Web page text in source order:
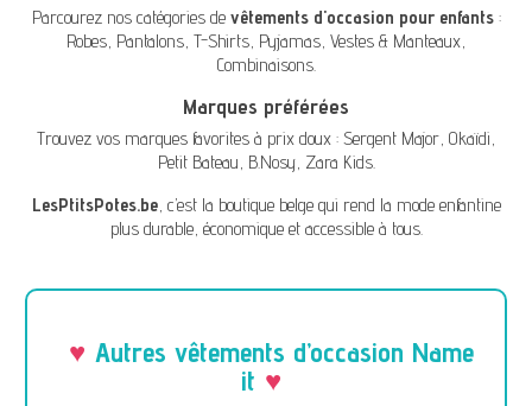
Parcourez nos catégories de vêtements d'occasion pour enfants:
Robes, Pantalons, T-Shirts, Pyjamas, Vestes & Manteaux,
Combinaisons.
Marques préférées
Trouvez vos marques favorites à prix doux : Sergent Major, Okaïdi,
Petit Bateau, B.Nosy, Zara Kids.
LesPtitsPotes.be, c’est la boutique belge qui rend la mode enfantine
plus durable, économique et accessible à tous.
Autres vêtements d’occasion Name
it